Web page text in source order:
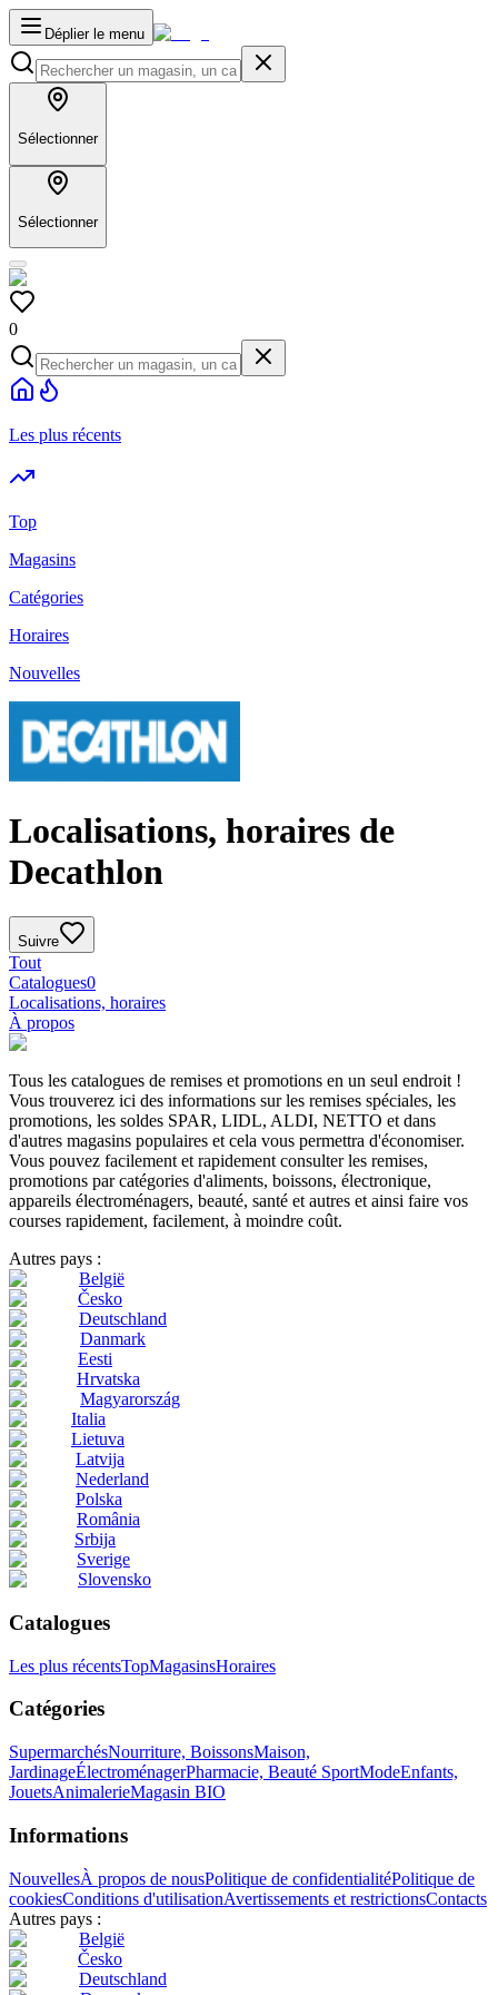
Déplier le menu
Sélectionner
Sélectionner
0
Les plus récents
Top
Magasins
Catégories
Horaires
Nouvelles
Localisations, horaires de
Decathlon
Suivre
Tout
Catalogues0
Localisations, horaires
À propos
Tous les catalogues de remises et promotions en un seul endroit !
Vous trouverez ici des informations sur les remises spéciales, les
promotions, les soldes SPAR, LIDL, ALDI, NETTO et dans
d'autres magasins populaires et cela vous permettra d'économiser.
Vous pouvez facilement et rapidement consulter les remises,
promotions par catégories d'aliments, boissons, électronique,
appareils électroménagers, beauté, santé et autres et ainsi faire vos
courses rapidement, facilement, à moindre coût.
Autres pays :
België
Česko
Deutschland
Danmark
Eesti
Hrvatska
Magyarország
Italia
Lietuva
Latvija
Nederland
Polska
România
Srbija
Sverige
Slovensko
Catalogues
Les plus récentsTopMagasinsHoraires
Catégories
SupermarchésNourriture, BoissonsMaison,
JardinageÉlectroménagerPharmacie, Beauté SportModeEnfants,
JouetsAnimalerieMagasin BIO
Informations
NouvellesÀ propos de nousPolitique de confidentialitéPolitique de
cookiesConditions d'utilisationAvertissements et restrictionsContacts
Autres pays :
België
Česko
Deutschland